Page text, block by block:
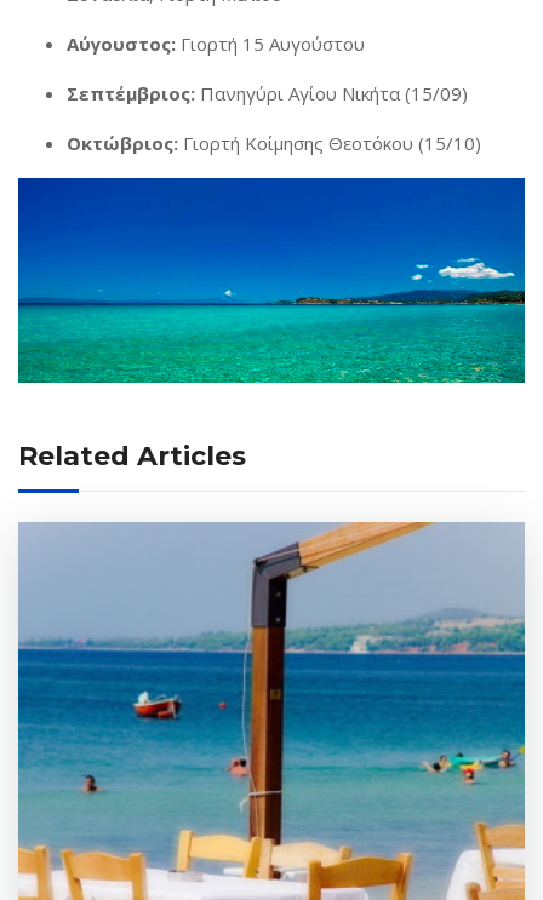
Αύγουστος: Γιορτή 15 Αυγούστου
Σεπτέμβριος: Πανηγύρι Αγίου Νικήτα (15/09)
Οκτώβριος: Γιορτή Κοίμησης Θεοτόκου (15/10)
Related Articles